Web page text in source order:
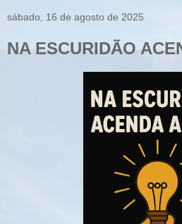
sábado, 16 de agosto de 2025
NA ESCURIDÃO